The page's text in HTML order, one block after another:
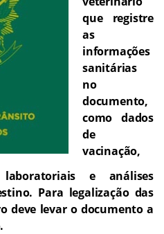
que registre
as
informações
sanitárias
no
documento,
como dados
de
vacinação,
e análises
Para legalização das
deve levar o documento a